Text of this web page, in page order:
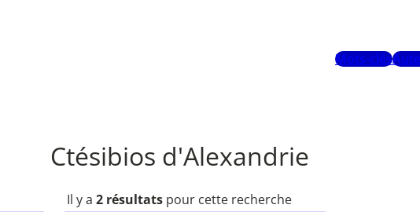
Mots-clés
Ctésibios d'Alexandrie
Il y a 2 résultats pour cette recherche